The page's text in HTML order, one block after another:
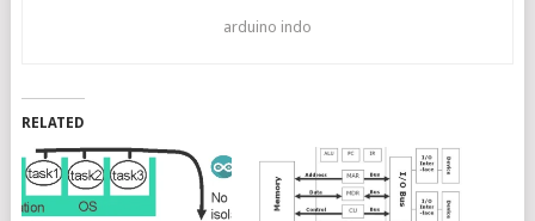
arduino indo
RELATED